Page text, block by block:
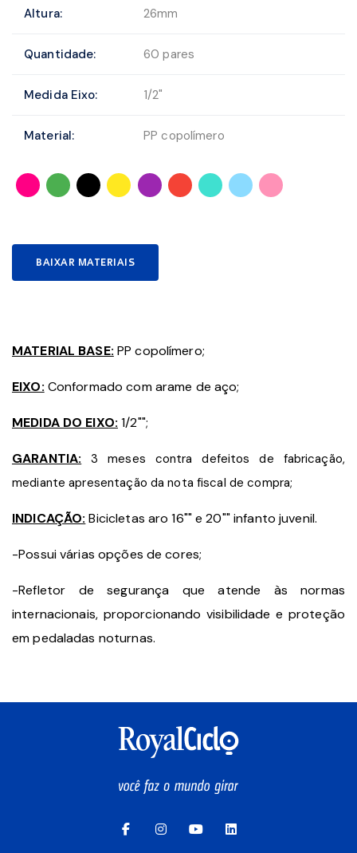
Altura: 26mm
Quantidade: 60 pares
Medida Eixo: 1/2"
Material: PP copolímero
BAIXAR MATERIAIS
MATERIAL BASE: PP copolímero;
EIXO: Conformado com arame de aço;
MEDIDA DO EIXO: 1/2"";
GARANTIA: 3 meses contra defeitos de fabricação,
mediante apresentação da nota fiscal de compra;
INDICAÇÃO: Bicicletas aro 16"" e 20"" infanto juvenil.
-Possui várias opções de cores;
-Refletor de segurança que atende às normas
internacionais, proporcionando visibilidade e proteção
em pedaladas noturnas.